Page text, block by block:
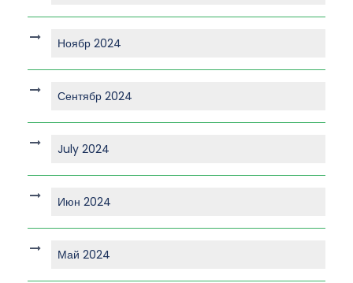
Ноябр 2024
Сентябр 2024
July 2024
Июн 2024
Май 2024